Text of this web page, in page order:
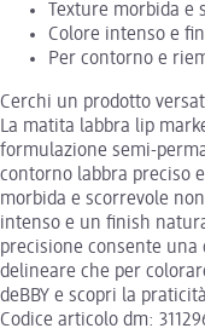
Texture morbida e
Colore intenso e
Per contorno e
Cerchi un prodotto
La matita labbra lip
formulazione semi-
contorno labbra preciso
morbida e scorrevole
intenso e un finish
precisione consente una
delineare che per
deBBY e scopri la
Codice articolo dm: